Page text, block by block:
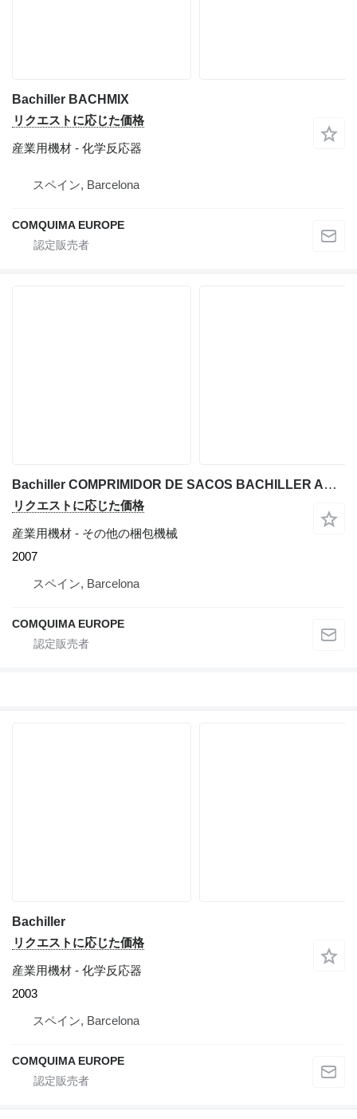
Bachiller BACHMIX
リクエストに応じた価格
産業用機材 - 化学反応器
スペイン, Barcelona
COMQUIMA EUROPE
Bachiller COMPRIMIDOR DE SACOS BACHILLER ACERO INOXIDABLE
リクエストに応じた価格
産業用機材 - その他の梱包機械
2007
スペイン, Barcelona
COMQUIMA EUROPE
Bachiller
リクエストに応じた価格
産業用機材 - 化学反応器
2003
スペイン, Barcelona
COMQUIMA EUROPE